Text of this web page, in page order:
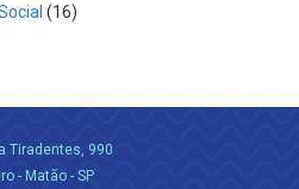
(16)
Tiradentes, 990
- Matão - SP